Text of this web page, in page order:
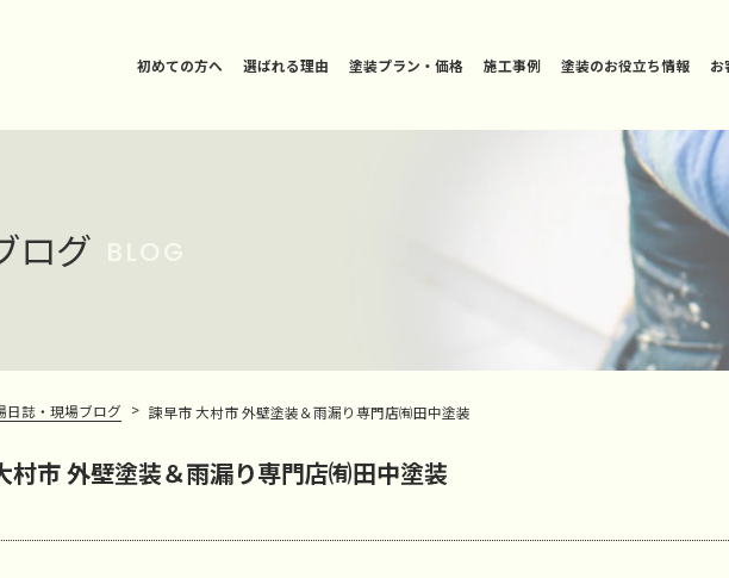
初めての方へ 選ばれる理由 塗装プラン・価格 施工事例 塗装のお役立ち情報 お
ログ
日誌・現場ブログ > 諫早市 大村市 外壁塗装＆雨漏り専門店㈲田中塗装
村市 外壁塗装＆雨漏り専門店㈲田中塗装